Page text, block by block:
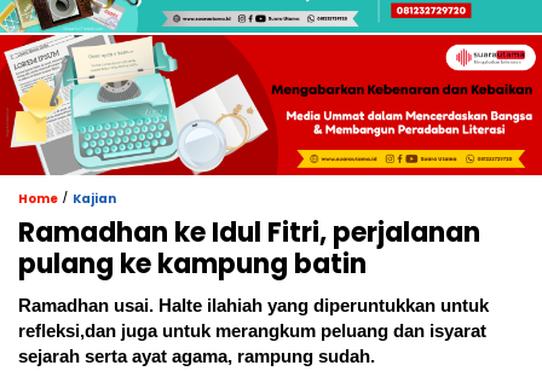
Home / Kajian
Ramadhan ke Idul Fitri, perjalanan
pulang ke kampung batin
Ramadhan usai. Halte ilahiah yang diperuntukkan untuk
refleksi,dan juga untuk merangkum peluang dan isyarat
sejarah serta ayat agama, rampung sudah.